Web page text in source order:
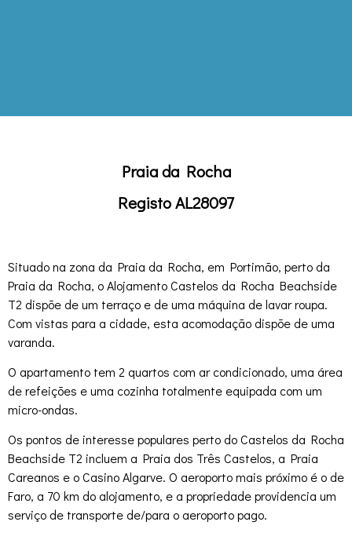
Praia da Rocha
Registo AL28097
Situado na zona da Praia da Rocha, em Portimão, perto da
Praia da Rocha, o Alojamento Castelos da Rocha Beachside
T2 dispõe de um terraço e de uma máquina de lavar roupa.
Com vistas para a cidade, esta acomodação dispõe de uma
varanda.
O apartamento tem 2 quartos com ar condicionado, uma área
de refeições e uma cozinha totalmente equipada com um
micro-ondas.
Os pontos de interesse populares perto do Castelos da Rocha
Beachside T2 incluem a Praia dos Três Castelos, a Praia
Careanos e o Casino Algarve. O aeroporto mais próximo é o de
Faro, a 70 km do alojamento, e a propriedade providencia um
serviço de transporte de/para o aeroporto pago.